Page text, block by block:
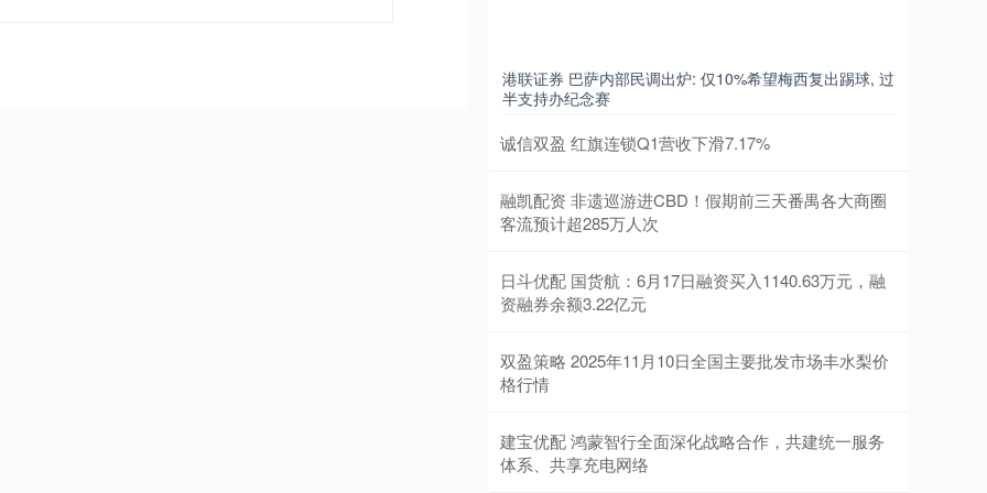
港联证券 巴萨内部民调出炉: 仅10%希望梅西复出踢球, 过
半支持办纪念赛
诚信双盈 红旗连锁Q1营收下滑7.17%
融凯配资 非遗巡游进CBD！假期前三天番禺各大商圈
客流预计超285万人次
日斗优配 国货航：6月17日融资买入1140.63万元，融
资融券余额3.22亿元
双盈策略 2025年11月10日全国主要批发市场丰水梨价
格行情
建宝优配 鸿蒙智行全面深化战略合作，共建统一服务
体系、共享充电网络